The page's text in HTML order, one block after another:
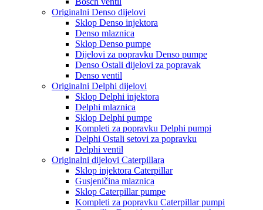
Originalni Denso dijelovi
Sklop Denso injektora
Denso mlaznica
Sklop Denso pumpe
Dijelovi za popravku Denso pumpe
Denso Ostali dijelovi za popravak
Denso ventil
Originalni Delphi dijelovi
Sklop Delphi injektora
Delphi mlaznica
Sklop Delphi pumpe
Kompleti za popravku Delphi pumpi
Delphi Ostali setovi za popravku
Delphi ventil
Originalni dijelovi Caterpillara
Sklop injektora Caterpillar
Gusjeničina mlaznica
Sklop Caterpillar pumpe
Kompleti za popravku Caterpillar pumpi